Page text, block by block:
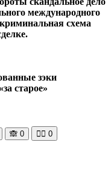
международного
схема
зэки
старое»
🙈 0 🧘‍♀️ 0